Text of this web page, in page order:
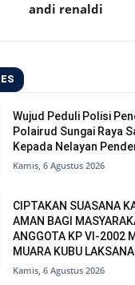
andi renaldi
Wujud Peduli Polisi
Polairud Sungai Raya
Kepada Nelayan
Kamis, 6 Agustus 2026
CIPTAKAN SUASANA
AMAN BAGI
ANGGOTA KP VI-2002
MUARA KUBU
Kamis, 6 Agustus 2026